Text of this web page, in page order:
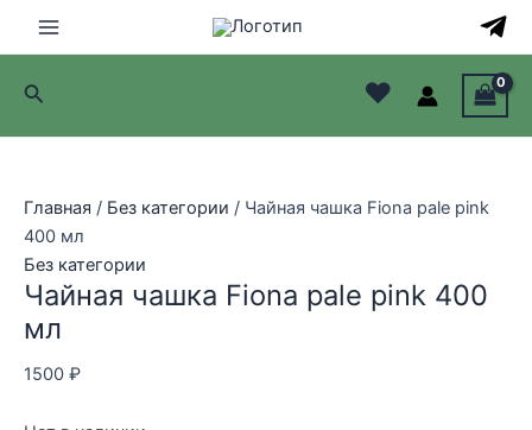
Main
Menu
Поиск ♥
Главная / Без категории / Чайная чашка Fiona pale pink
400 мл
Без категории
Чайная чашка Fiona pale pink 400
мл
1500 ₽